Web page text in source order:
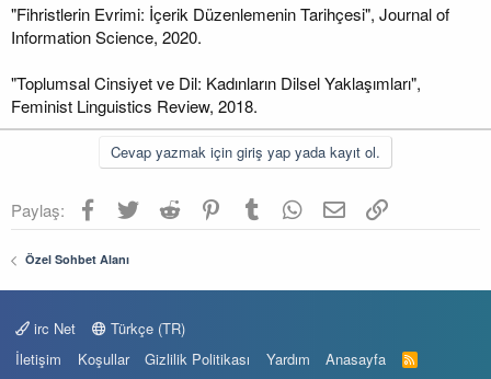
"Fihristlerin Evrimi: İçerik Düzenlemenin Tarihçesi", Journal of
Information Science, 2020.
"Toplumsal Cinsiyet ve Dil: Kadınların Dilsel Yaklaşımları",
Feminist Linguistics Review, 2018.
Cevap yazmak için giriş yap yada kayıt ol.
Paylaş: Facebook
TwitterReddit PinterestTumblr WhatsApp
E-postaLink
Özel Sohbet Alanı
irc Net
Türkçe (TR)
İletişim
Koşullar Gizlilik Politikası Yardım Anasayfa
R
S